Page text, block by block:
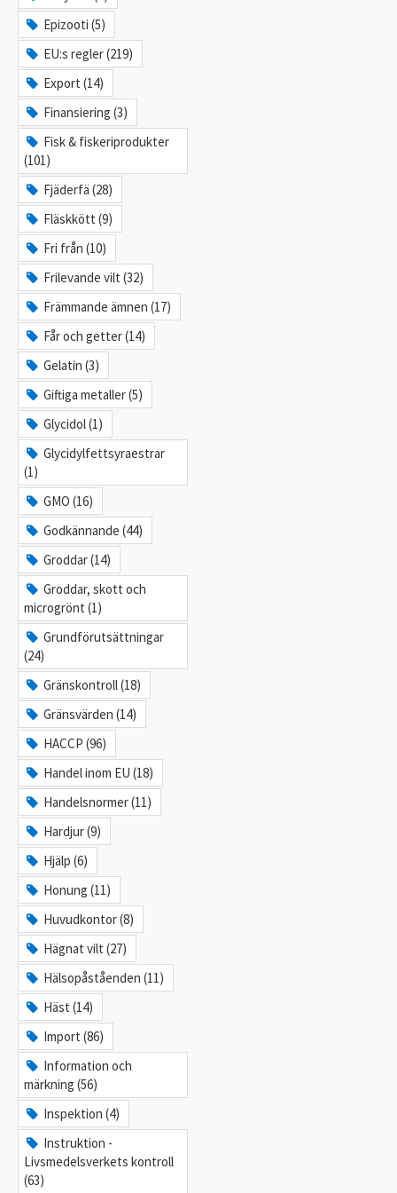
Epizooti (5)
EU:s regler (219)
Export (14)
Finansiering (3)
Fisk & fiskeriprodukter
(101)
Fjäderfä (28)
Fläskkött (9)
Fri från (10)
Frilevande vilt (32)
Främmande ämnen (17)
Får och getter (14)
Gelatin (3)
Giftiga metaller (5)
Glycidol (1)
Glycidylfettsyraestrar
(1)
GMO (16)
Godkännande (44)
Groddar (14)
Groddar, skott och
microgrönt (1)
Grundförutsättningar
(24)
Gränskontroll (18)
Gränsvärden (14)
HACCP (96)
Handel inom EU (18)
Handelsnormer (11)
Hardjur (9)
Hjälp (6)
Honung (11)
Huvudkontor (8)
Hägnat vilt (27)
Hälsopåståenden (11)
Häst (14)
Import (86)
Information och
märkning (56)
Inspektion (4)
Instruktion -
Livsmedelsverkets kontroll
(63)